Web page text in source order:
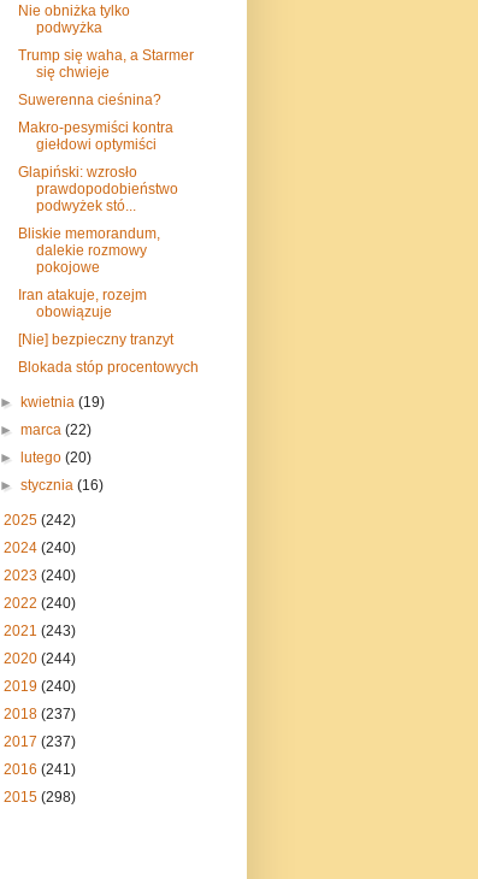
Nie obniżka tylko
podwyżka
Trump się waha, a Starmer
się chwieje
Suwerenna cieśnina?
Makro-pesymiści kontra
giełdowi optymiści
Glapiński: wzrosło
prawdopodobieństwo
podwyżek stó...
Bliskie memorandum,
dalekie rozmowy
pokojowe
Iran atakuje, rozejm
obowiązuje
[Nie] bezpieczny tranzyt
Blokada stóp procentowych
►kwietnia(19)
►marca(22)
►lutego(20)
►stycznia(16)
2025 (242)
2024 (240)
2023 (240)
2022 (240)
2021 (243)
2020 (244)
2019 (240)
2018 (237)
2017 (237)
2016 (241)
2015 (298)